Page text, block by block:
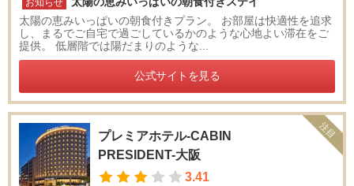
お知らせ
太陽の恵みいっぱいの朝食付きプラン。 お部屋は快適性を追求
し、まるでご自宅で過ごしているかのような心地よい滞在をご
提供。 低層階では陽だまりのような...
公式サイトを見る
プレミアホテル-CABIN
PRESIDENT-大阪
3.41
注目